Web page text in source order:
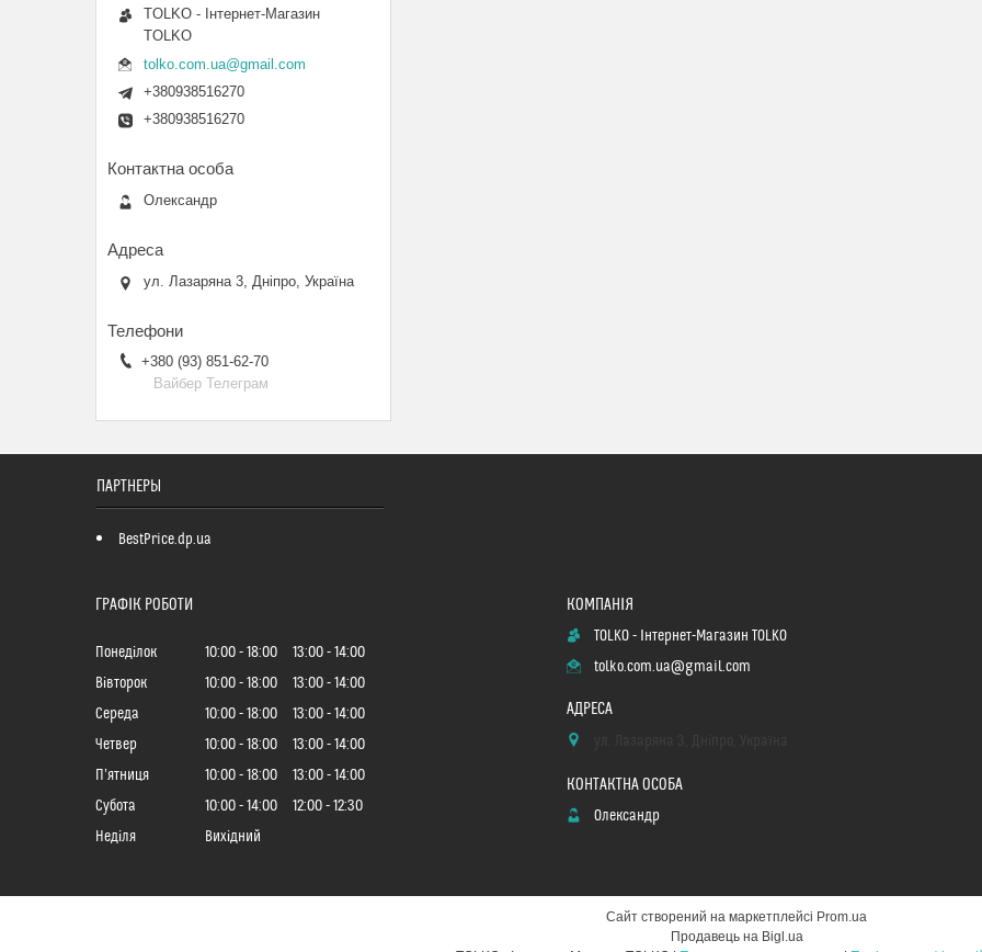
TOLKO - Інтернет-Магазин
TOLKO
tolko.com.ua@gmail.com
+380938516270
+380938516270
Олександр
ул. Лазаряна 3, Дніпро, Україна
+380 (93) 851-62-70
Вайбер Телеграм
ПАРТНЕРЫ
BestPrice.dp.ua
ГРАФІК РОБОТИ
Понеділок 10:00 18:00 13:00
14:00
Вівторок
10:00 18:00 13:00
14:00
Середа
10:00 18:00 13:00
14:00
Четвер
10:00 18:00 13:00
14:00
Пʼятниця
10:00 18:00 13:00
14:00
Субота
10:00 14:00 12:00
12:30
Неділя
Вихідний
TOLKO - Інтернет-Магазин TOLKO
tolko.com.ua@gmail.com
Олександр
Сайт створений на маркетплейсі Prom.ua
Продавець на Bigl.ua